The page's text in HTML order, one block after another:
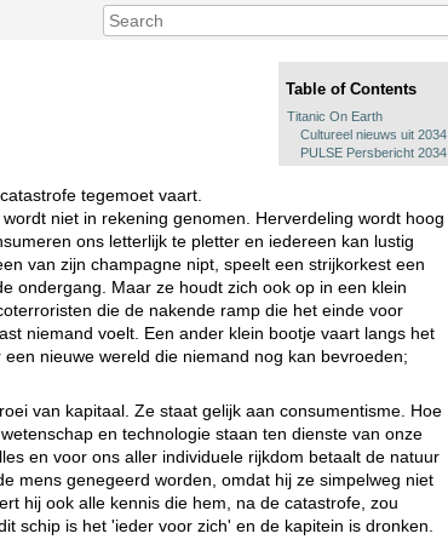
Table of Contents
Titanic On Earth
Cultureel nieuws uit 2034
PULSE Persbericht 2034
tegemoet vaart.
niet in rekening genomen. Herverdeling wordt hoog
ons letterlijk te pletter en iedereen kan lustig
van zijn champagne nipt, speelt een strijkorkest een
ondergang. Maar ze houdt zich ook op in een klein
die de nakende ramp die het einde voor
niemand voelt. Een ander klein bootje vaart langs het
nieuwe wereld die niemand nog kan bevroeden;
van kapitaal. Ze staat gelijk aan consumentisme. Hoe
en technologie staan ten dienste van onze
en voor ons aller individuele rijkdom betaalt de natuur
mens genegeerd worden, omdat hij ze simpelweg niet
hij ook alle kennis die hem, na de catastrofe, zou
schip is het 'ieder voor zich' en de kapitein is dronken.